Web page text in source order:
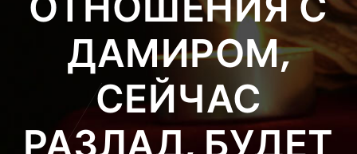
ДАМИРОМ,
СЕЙЧАС